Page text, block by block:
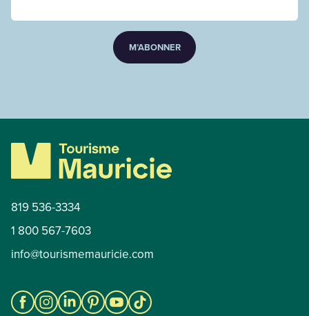
M’ABONNER
819 536-3334
1 800 567-7603
info@tourismemauricie.com